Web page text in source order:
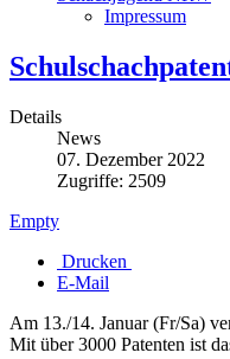
Impressum
Details
News
07. Dezember 2022
Zugriffe: 2509
Empty
Drucken
E-Mail
Am 13./14. Januar (Fr/Sa)
Mit über 3000 Patenten ist